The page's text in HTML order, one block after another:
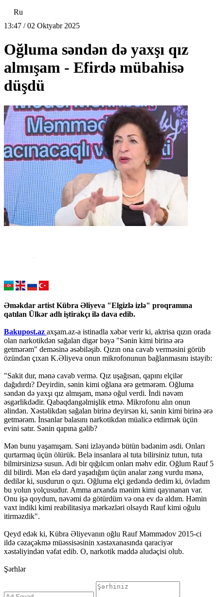
Ru
13:47 / 02 Oktyabr 2025
Oğluma səndən də yaxşı qız
almışam - Efirdə mübahisə
düşdü
Əməkdar artist Kübra Əliyeva "Elgizlə izlə" proqramına
qatılan Ülkər adlı iştirakçı ilə dava edib.
Bakupost.az axşam.az-a istinadla xəbər verir ki, aktrisa qızın orada
olan narkotikdən sağalan digər bəyə "Sənin kimi birinə ərə
getmərəm" deməsinə əsəbiləşib. Qızın ona cavab verməsini görüb
özündən çıxan K.Əliyeva onun mikrofonunun bağlanmasını istəyib:
"Sakit dur, mənə cavab vermə. Qız uşağısan, qapını elçilər
dağıdırdı? Deyirdin, sənin kimi oğlana ərə getmərəm. Oğluma
səndən də yaxşı qız almışam, mənə oğul verdi. İndi nəvəm
əsgərlikdədir. Qabaqdangəlmişlik etmə. Mikrofonu alın onun
əlindən. Xəstəlikdən sağalan birinə deyirsən ki, sənin kimi birinə ərə
getmərəm. İnsanlar balasını narkotikdən müalicə etdirmək üçün
evini satır. Sənin qapına gəlib?
Mən bunu yaşamışam. Səni izləyəndə bütün bədənim əsdi. Onları
qurtarmaq üçün ölürük. Belə insanlara əl tuta bilirsiniz tutun, tuta
bilmirsinizsə susun. Adi bir qığılcım onları məhv edir. Oğlum Rauf 5
dil bilirdi. Mən elə dərd yaşadığım üçün analar zəng vurdu mənə,
dedilər ki, susdurun o qızı. Oğluma elçi gedəndə dedim ki, övladım
bu yolun yolçusudur. Amma arxanda mənim kimi qayınanan var.
Onu işə qoydum, nəvəmi də götürdüm və ona ev də aldım. Həmin
vaxt indiki kimi reabilitasiya mərkəzləri olsaydı Rauf kimi oğulu
itirməzdik".
Qeyd edək ki, Kübra Əliyevanın oğlu Rauf Məmmədov 2015-ci
ildə cəzaçəkmə müəssisəsinin xəstəxanasında qaraciyər
xəstəliyindən vəfat edib. O, narkotik maddə aludəçisi olub.
Şərhlər